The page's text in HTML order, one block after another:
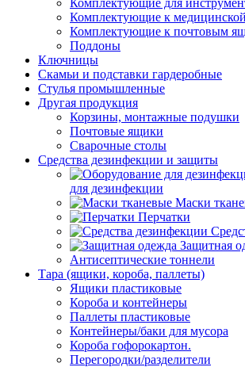
Комплектующие для
Комплектующие к
Комплектующие к почтовым
Поддоны
Ключницы
Скамьи и подставки гардеробные
Стулья промышленные
Другая продукция
Корзины, монтажные подушки
Почтовые ящики
Сварочные столы
Средства дезинфекции и защиты
для дезинфекции
Маски
Перчатки
Защитная
Антисептические тоннели
Тара (ящики, короба, паллеты)
Ящики пластиковые
Короба и контейнеры
Паллеты пластиковые
Контейнеры/баки для мусора
Короба гофорокартон.
Перегородки/разделители